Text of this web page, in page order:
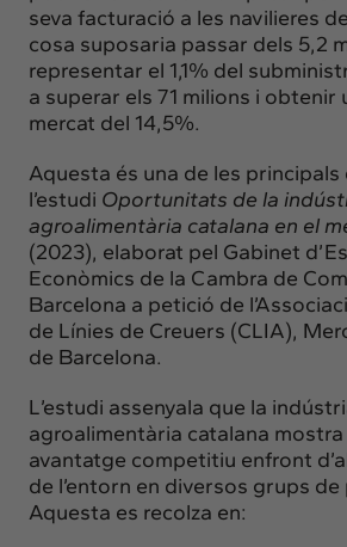
seva facturació a les navilieres
cosa suposaria passar dels 5,2
representar el 1,1% del
a superar els 71 milions i obtenir
mercat del 14,5%.
Aquesta és una de les principals
l’estudi Oportunitats de la
agroalimentària catalana en el
(2023), elaborat pel Gabinet
Econòmics de la Cambra de
Barcelona a petició de
de Línies de Creuers (CLIA),
de Barcelona.
L’estudi assenyala que la
agroalimentària catalana mostra
avantatge competitiu enfront
de l’entorn en diversos grups
Aquesta es recolza en: